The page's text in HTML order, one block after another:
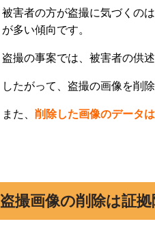
被害者の方が盗撮に気づくの
が多い傾向です。
盗撮の事案では、被害者の供
したがって、盗撮の画像を削
また、 削除した画像のデータ
盗撮画像の削除は証